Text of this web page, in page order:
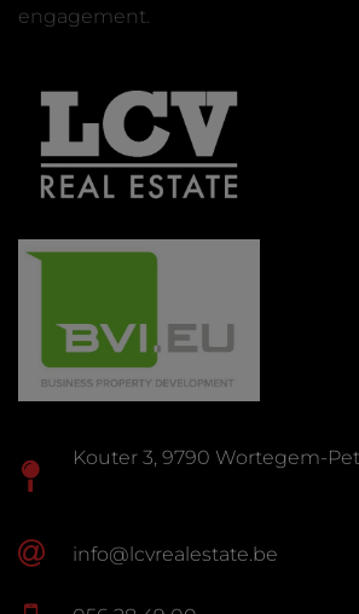
engagement.
Kouter 3, 9790 Wortegem-
info@lcvrealestate.be